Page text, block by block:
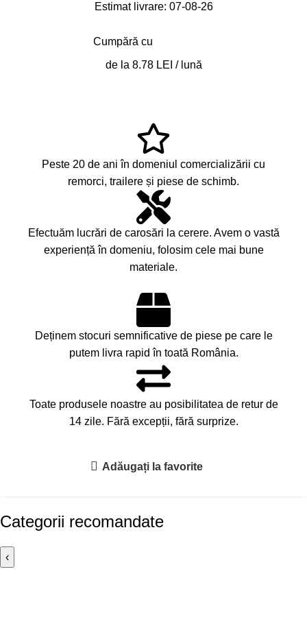
Estimat livrare: 07-08-26
Cumpără cu
de la 8.78 LEI / lună
Peste 20 de ani în domeniul comercializării cu
remorci, trailere și piese de schimb.
Efectuăm lucrări de carosări la cerere. Avem o vastă
experiență în domeniu, folosim cele mai bune
materiale.
Deținem stocuri semnificative de piese pe care le
putem livra rapid în toată România.
Toate produsele noastre au posibilitatea de retur de
14 zile. Fără excepții, fără surprize.
Adăugați la favorite
Categorii recomandate
‹